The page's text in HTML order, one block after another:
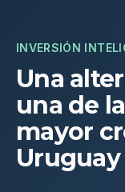
INVERSIÓN
Una
una de
mayor
Uruguay